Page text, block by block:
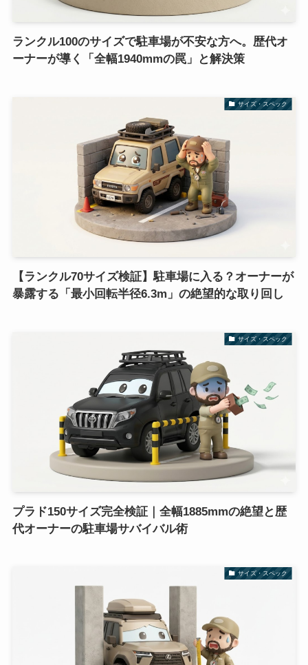
ランクル100のサイズで駐車場が不安な方へ。歴代オ
ーナーが導く「全幅1940mmの罠」と解決策
サイズ・スペック
【ランクル70サイズ検証】駐車場に入る？オーナーが
暴露する「最小回転半径6.3m」の絶望的な取り回し
サイズ・スペック
プラド150サイズ完全検証｜全幅1885mmの絶望と歴
代オーナーの駐車場サバイバル術
サイズ・スペック